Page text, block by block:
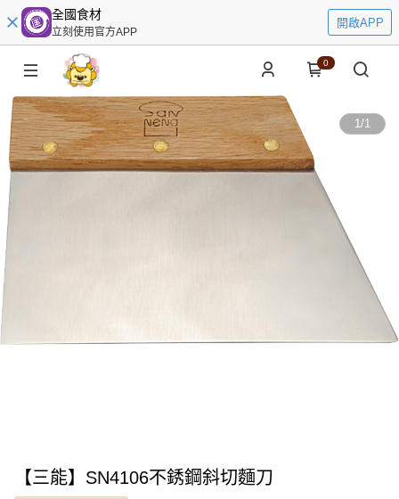
全國食材
立刻使用官方APP
開啟APP
0
1/1
【三能】SN4106不銹鋼斜切麵刀